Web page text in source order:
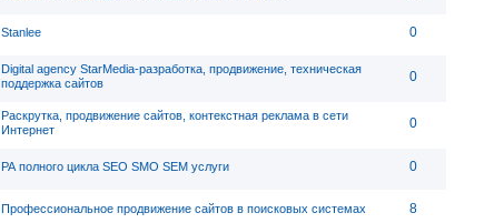
Stanlee 0
Digital agency StarMedia-разработка, продвижение, техническая
поддержка сайтов
0
Раскрутка, продвижение сайтов, контекстная реклама в сети
Интернет
0
РА полного цикла SEO SMO SEM услуги 0
Профессиональное продвижение сайтов в поисковых системах 8